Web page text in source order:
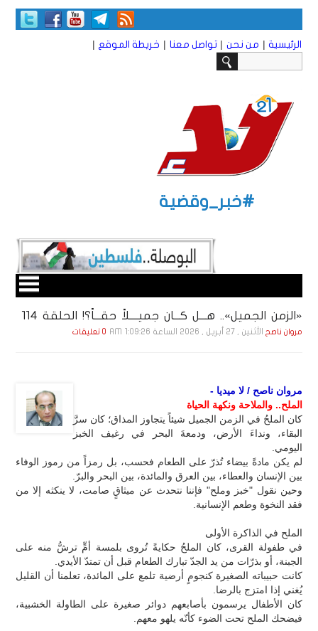
الرئيسية | من نحن | تواصل معنا | خريطة الموقع |
#خبر_وقضية
«الزمن الجميل».. هـــل كـــان جميــــلاً حقـــاً؟! الحلقة 114
مروان ناصح الأثنين , 27 أبـريـل , 2026 الساعة 1:09:26 AM 0 تعليقات
مروان ناصح / لا ميديا -
الملح.. والملاحة ونكهة الحياة
كان الملحُ في الزمن الجميل شيئاً يتجاوز المذاق؛ كان سرَّ
البقاء، ونداءَ الأرض، ودمعةَ البحر في رغيف الخبز
اليومي.
لم يكن مادةً بيضاء تُذرّ على الطعام فحسب، بل رمزاً من رموز الوفاء
بين الإنسان والعطاء، بين العرق والمائدة، بين البحر والبرّ.
وحين نقول "خبز وملح" فإننا نتحدث عن ميثاقٍ صامت، لا ينكثه إلا من
فقد النخوة وطعم الإنسانية.
الملح في الذاكرة الأولى
في طفولة القرى، كان الملحُ حكايةً تُروى بلمسة أمٍّ ترشُّ منه على
الجبنة، أو بذرّات من يد الجدّ تبارك الطعام قبل أن تمتدّ الأيدي.
كانت حبيباته الصغيرة كنجومٍ أرضية تلمع على المائدة، تعلمنا أن القليل
يُغني إذا امتزج بالرضا.
كان الأطفال يرسمون بأصابعهم دوائر صغيرة على الطاولة الخشبية،
فيضحك الملح تحت الضوء كأنّه يلهو معهم.